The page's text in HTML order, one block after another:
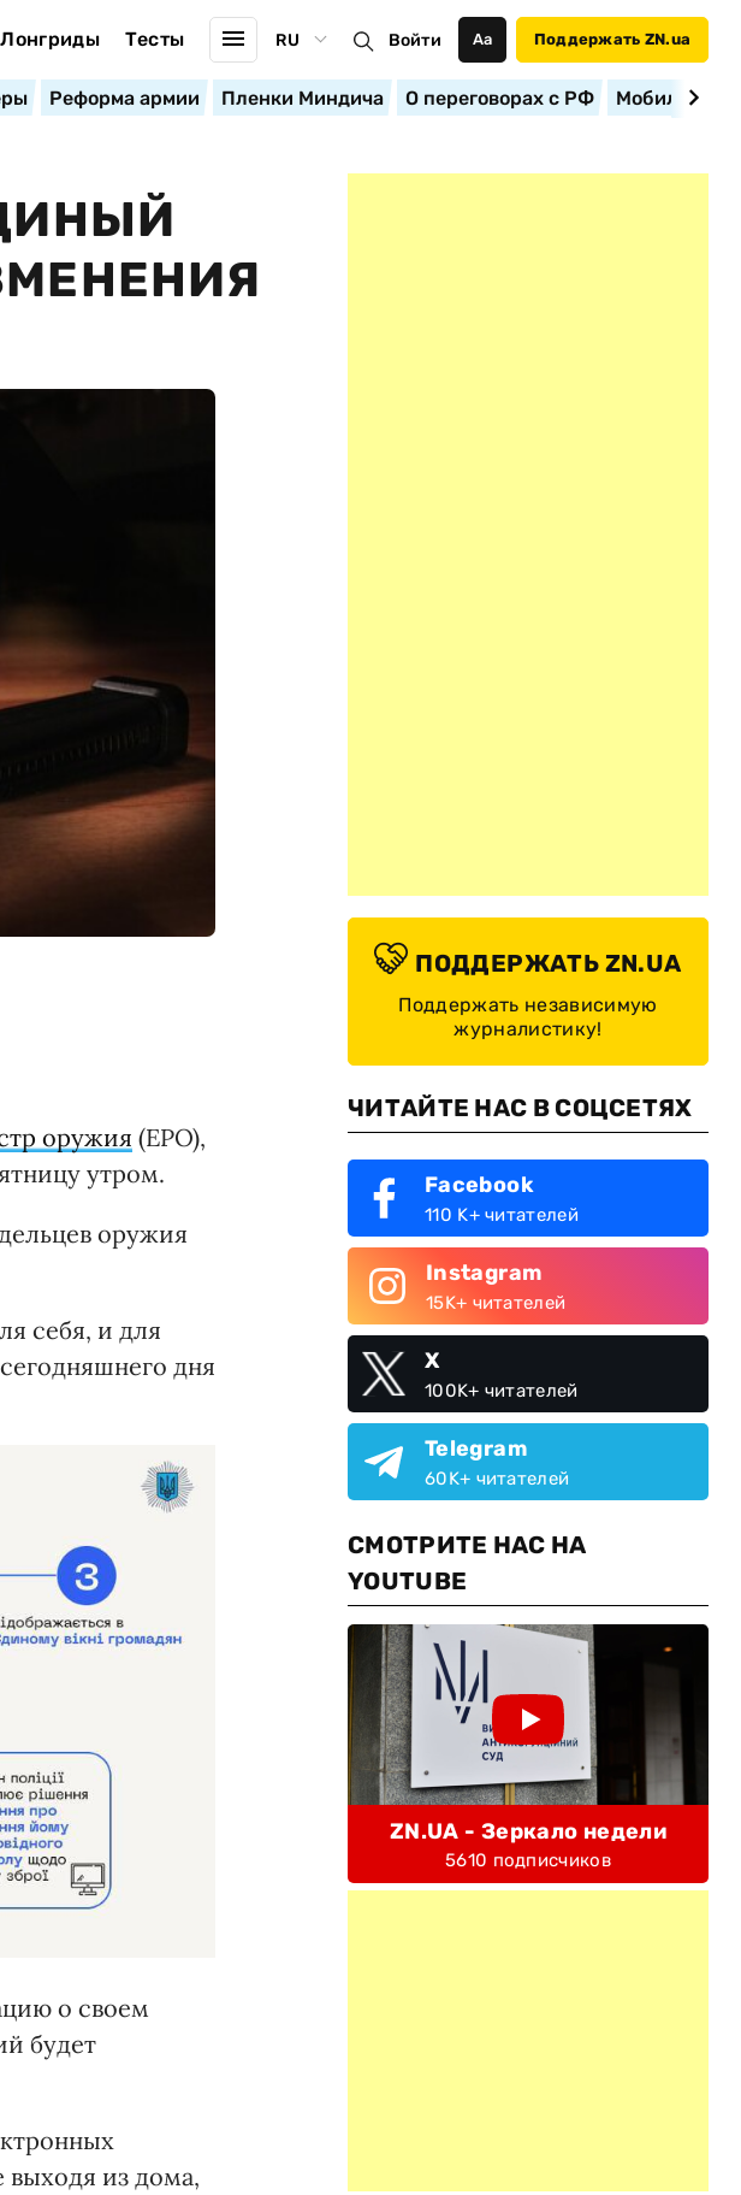
Лонгриды Тесты RU Войти Аа Поддержать ZN.ua
Реформа армии Пленки Миндича О переговорах с РФ
оружия (ЕРО),
утром.
оружия
себя, и для
дня
о своем
будет
выходя из дома,
ПОДДЕРЖАТЬ ZN.UA
Поддержать независимую
журналистику!
ЧИТАЙТЕ НАС В СОЦСЕТЯХ
Facebook
110 K+ читателей
Instagram
15K+ читателей
X
100K+ читателей
Telegram
60K+ читателей
СМОТРИТЕ НАС НА
YOUTUBE
ZN.UA - Зеркало недели
5610 подписчиков